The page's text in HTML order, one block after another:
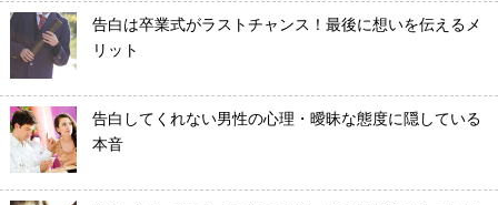
告白は卒業式がラストチャンス！最後に想いを伝えるメ
リット
告白してくれない男性の心理・曖昧な態度に隠している
本音